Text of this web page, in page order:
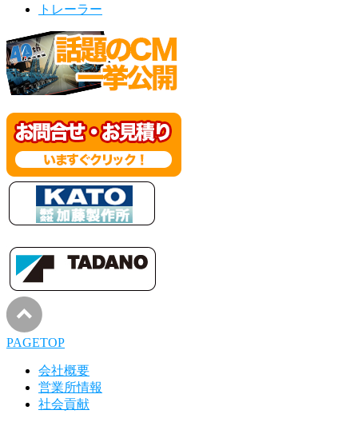
トレーラー
PAGETOP
会社概要
営業所情報
社会貢献